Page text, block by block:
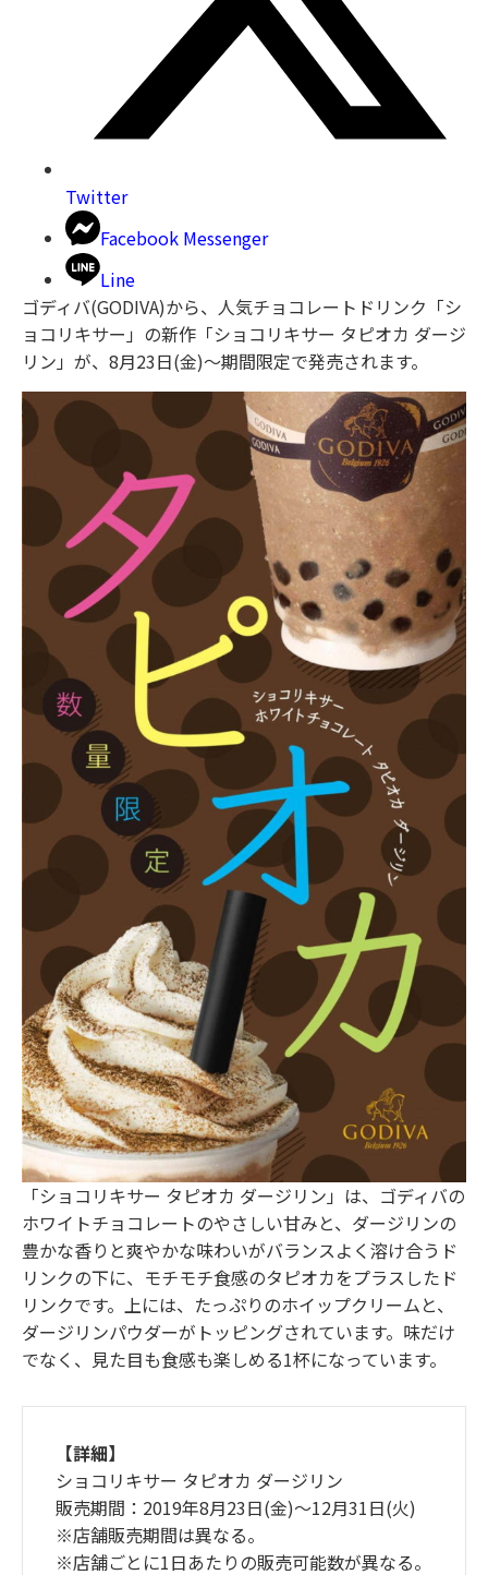
Twitter
Facebook Messenger
Line
ゴディバ(GODIVA)から、人気チョコレートドリンク「シ
ョコリキサー」の新作「ショコリキサー タピオカ ダージ
リン」が、8月23日(金)～期間限定で発売されます。
「ショコリキサー タピオカ ダージリン」は、ゴディバの
ホワイトチョコレートのやさしい甘みと、ダージリンの
豊かな香りと爽やかな味わいがバランスよく溶け合うド
リンクの下に、モチモチ食感のタピオカをプラスしたド
リンクです。上には、たっぷりのホイップクリームと、
ダージリンパウダーがトッピングされています。味だけ
でなく、見た目も食感も楽しめる1杯になっています。
【詳細】
ショコリキサー タピオカ ダージリン
販売期間：2019年8月23日(金)～12月31日(火)
※店舗販売期間は異なる。
※店舗ごとに1日あたりの販売可能数が異なる。